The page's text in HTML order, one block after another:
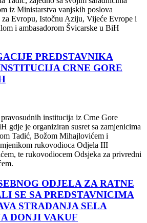
iz Ministarstva vanjskih poslova
za Evropu, Istočnu Aziju, Vijeće Evrope i
i ambasadorom Švicarske u BiH
PREDSTAVNIKA
CRNE GORE
institucija iz Crne Gore
gdje je organiziran susret sa zamjenicima
Tadić, Božom Mihajlovićem i
rukovodioca Odjela III
te rukovodiocem Odsjeka za privredni
ODJELA ZA RATNE
SE SA PREDSTAVNICIMA
STRADANJA SELA
DONJI VAKUF